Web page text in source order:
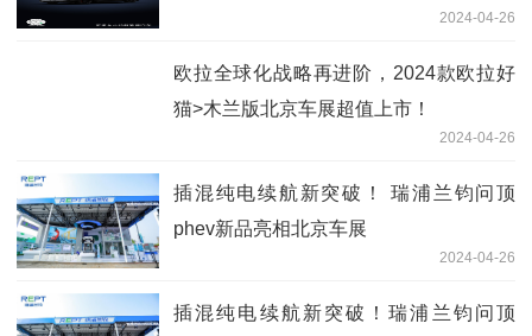
2024-04-26
欧拉全球化战略再进阶，2024款欧拉好
猫>木兰版北京车展超值上市！
2024-04-26
插混纯电续航新突破！ 瑞浦兰钧问顶
phev新品亮相北京车展
2024-04-26
插混纯电续航新突破！瑞浦兰钧问顶